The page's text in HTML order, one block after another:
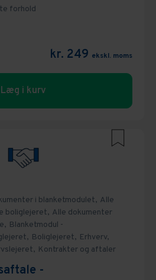
forhold
kr. 249 ekskl. moms
Læg i kurv
i blanketmodulet, Alle
boliglejeret, Alle dokumenter
Blanketmodul -
Boliglejeret, Erhverv,
Kontrakter og aftaler
-